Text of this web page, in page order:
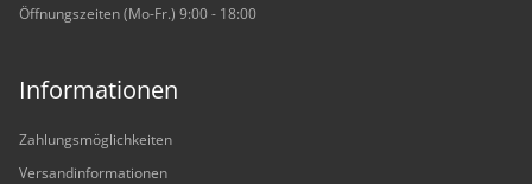
Öffnungszeiten (Mo-Fr.) 9:00 - 18:00
Informationen
Zahlungsmöglichkeiten
Versandinformationen